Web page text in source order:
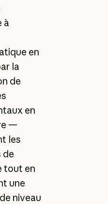
à
en
la
de
en
—
les
de
tout en
une
niveau